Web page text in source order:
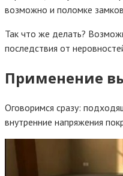
возможно и поломке
Так что же делать?
последствия от
Применение
Оговоримся сразу:
внутренние напряжения